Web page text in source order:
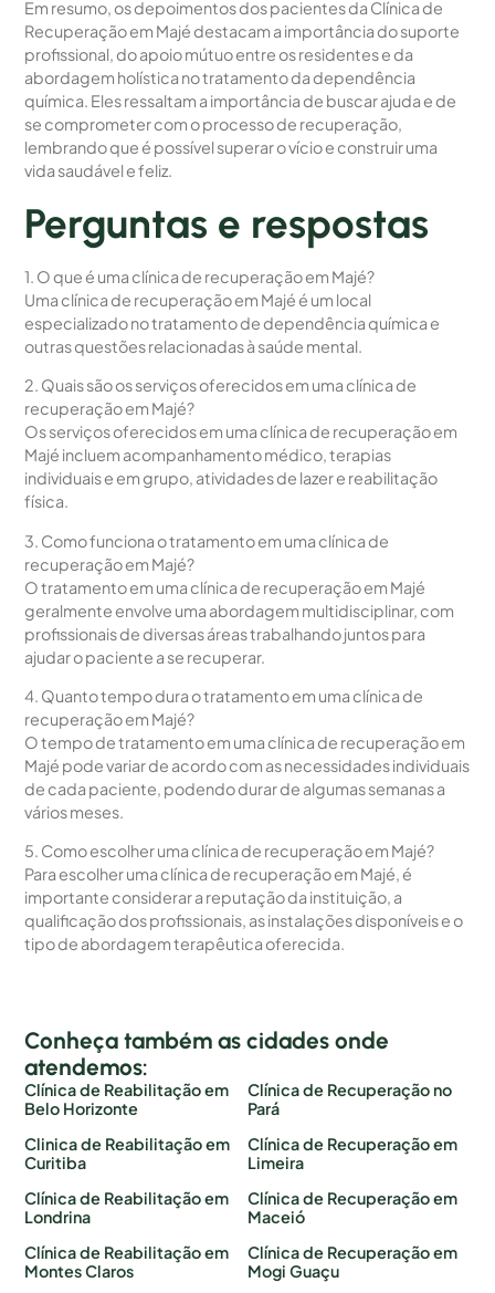
Em resumo, os depoimentos dos pacientes da Clínica de
Recuperação em Majé destacam a importância do suporte
profissional, do apoio mútuo entre os residentes e da
abordagem holística no tratamento da dependência
química. Eles ressaltam a importância de buscar ajuda e de
se comprometer com o processo de recuperação,
lembrando que é possível superar o vício e construir uma
vida saudável e feliz.
Perguntas e respostas
1. O que é uma clínica de recuperação em Majé?
Uma clínica de recuperação em Majé é um local
especializado no tratamento de dependência química e
outras questões relacionadas à saúde mental.
2. Quais são os serviços oferecidos em uma clínica de
recuperação em Majé?
Os serviços oferecidos em uma clínica de recuperação em
Majé incluem acompanhamento médico, terapias
individuais e em grupo, atividades de lazer e reabilitação
física.
3. Como funciona o tratamento em uma clínica de
recuperação em Majé?
O tratamento em uma clínica de recuperação em Majé
geralmente envolve uma abordagem multidisciplinar, com
profissionais de diversas áreas trabalhando juntos para
ajudar o paciente a se recuperar.
4. Quanto tempo dura o tratamento em uma clínica de
recuperação em Majé?
O tempo de tratamento em uma clínica de recuperação em
Majé pode variar de acordo com as necessidades individuais
de cada paciente, podendo durar de algumas semanas a
vários meses.
5. Como escolher uma clínica de recuperação em Majé?
Para escolher uma clínica de recuperação em Majé, é
importante considerar a reputação da instituição, a
qualificação dos profissionais, as instalações disponíveis e o
tipo de abordagem terapêutica oferecida.
Conheça também as cidades onde
atendemos:
Clínica de Reabilitação em
Belo Horizonte
Clinica de Reabilitação em
Curitiba
Clínica de Reabilitação em
Londrina
Clínica de Reabilitação em
Montes Claros
Clínica de Recuperação no
Pará
Clínica de Recuperação em
Limeira
Clínica de Recuperação em
Maceió
Clínica de Recuperação em
Mogi Guaçu